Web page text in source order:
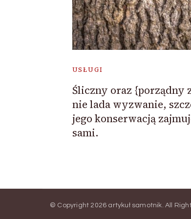
USŁUGI
Śliczny oraz {porządny
nie lada wyzwanie,
jego konserwacją
sami.
© Copyright 2026 artykuł samotnik. All